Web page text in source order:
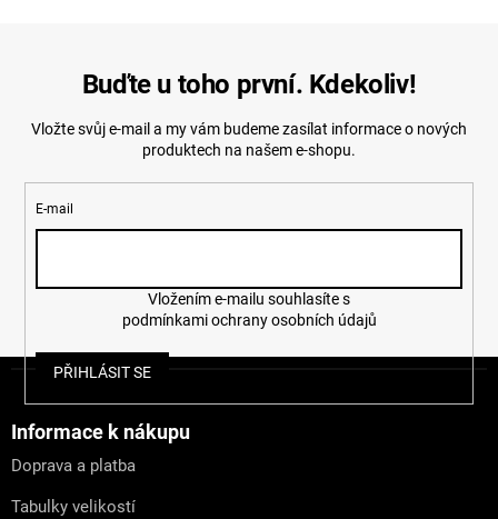
Buďte u toho první. Kdekoliv!
Vložte svůj e-mail a my vám budeme zasílat informace o nových
produktech na našem e-shopu.
E-mail
podmínkami ochrany osobních údajů
PŘIHLÁSIT SE
Informace k nákupu
Doprava a platba
Tabulky velikostí